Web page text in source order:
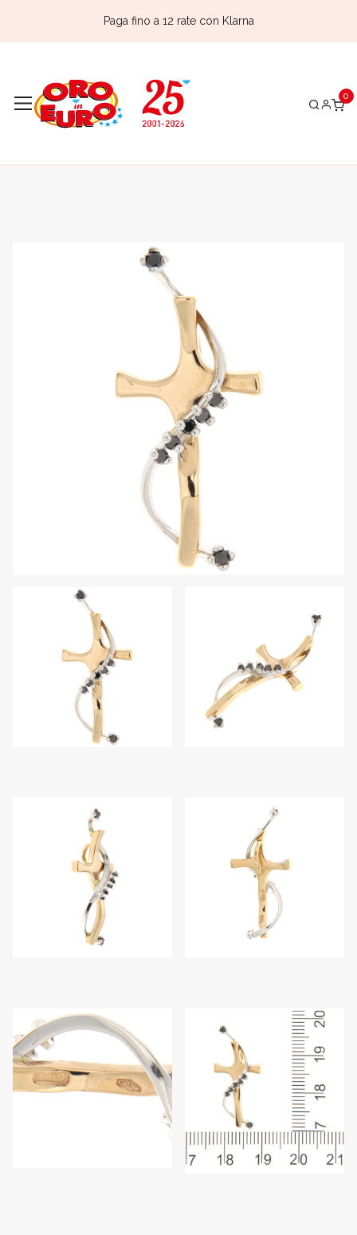
Paga fino a 12 rate con Klarna